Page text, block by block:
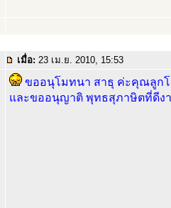
เมื่อ: 23 เม.ย. 2010, 15:53
ขออนุโมทนา สาธุ ค่ะคุณลูกโ
และขออนุญาติ พุทธสุภาษิตที่ดีง